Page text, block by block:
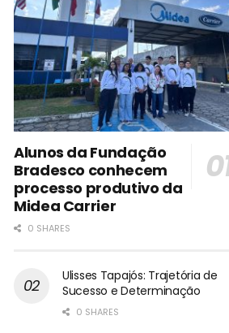
Alunos da Fundação
Bradesco conhecem
processo produtivo da
Midea Carrier
0 SHARES
Ulisses Tapajós: Trajetória de
Sucesso e Determinação
0 SHARES